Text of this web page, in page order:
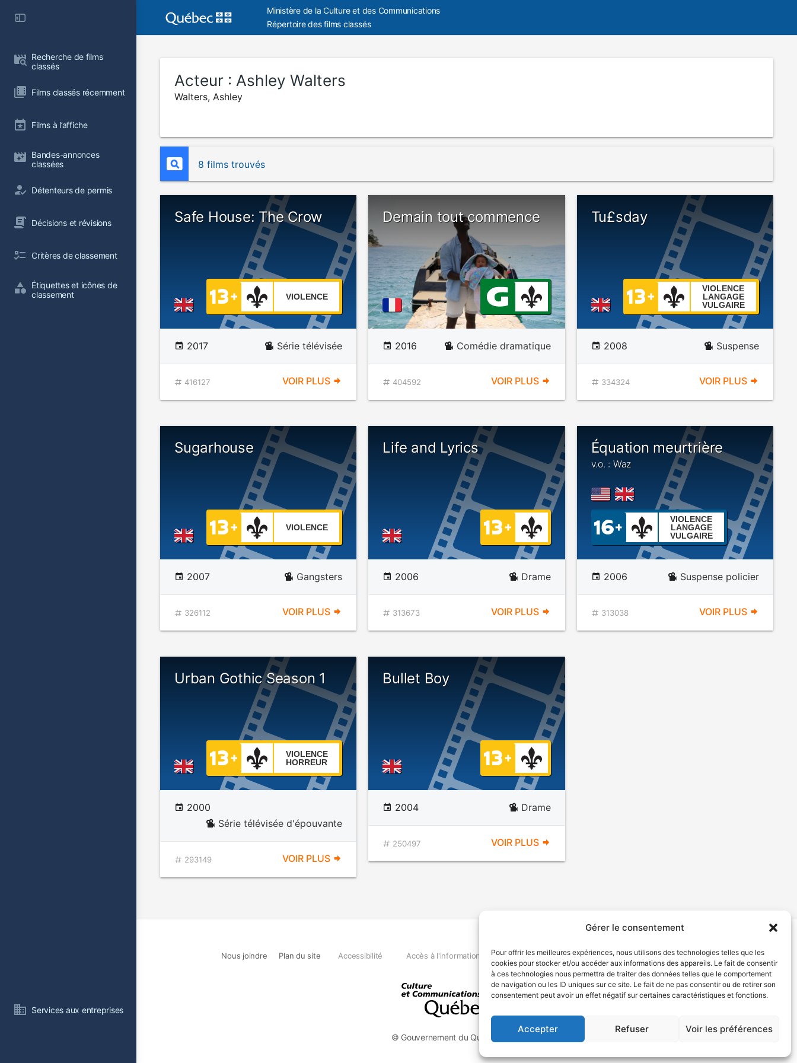
Gérer le consentement
Pour offrir les meilleures expériences, nous utilisons des technologies telles que les
cookies pour stocker et/ou accéder aux informations des appareils. Le fait de consentir
à ces technologies nous permettra de traiter des données telles que le comportement
de navigation ou les ID uniques sur ce site. Le fait de ne pas consentir ou de retirer son
consentement peut avoir un effet négatif sur certaines caractéristiques et fonctions.
Accepter Refuser Voir les préférences
Recherche de films
classés
Films classés récemment
Films à l’affiche
Bandes-annonces
classées
Détenteurs de permis
Décisions et révisions
Critères de classement
Étiquettes et icônes de
classement
Services aux entreprises
Ministère de la Culture et des Communications
Répertoire des films classés
Acteur : Ashley Walters
Walters, Ashley
8 films trouvés
Safe House: The Crow
VIOLENCE
2017 Série télévisée
416127 VOIR PLUS
Demain tout commence
2016 Comédie dramatique
404592 VOIR PLUS
Tu£sday
VIOLENCE
LANGAGE
VULGAIRE
2008 Suspense
334324 VOIR PLUS
Sugarhouse
VIOLENCE
2007 Gangsters
326112 VOIR PLUS
Life and Lyrics
2006 Drame
313673 VOIR PLUS
Équation meurtrière
v.o. : Waz
VIOLENCE
LANGAGE
VULGAIRE
2006 Suspense policier
313038 VOIR PLUS
Urban Gothic Season 1
VIOLENCE
HORREUR
2000
Série télévisée d'épouvante
293149 VOIR PLUS
Bullet Boy
2004 Drame
250497 VOIR PLUS
© Gouvernement du Québec, 2026
Nous joindre Plan du site Accessibilité Accès à l'information Déclaration de services Politique de confidentialité